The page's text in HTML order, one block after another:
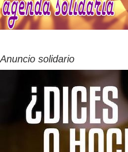
Anuncio solidario